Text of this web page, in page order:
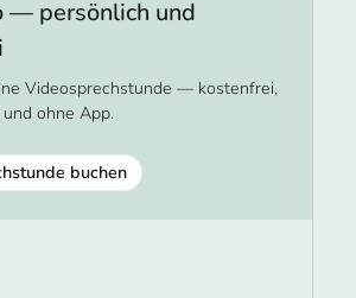
— persönlich und
Videosprechstunde — kostenfrei,
ohne App.
buchen